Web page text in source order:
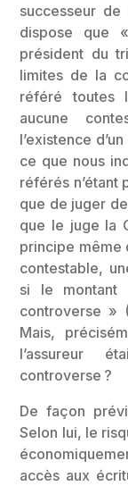
successeur
dispose que
président du
limites de la
référé toutes
aucune
l’existence
ce que nous
référés n’étant
que de juger
que le juge la
principe même
contestable,
si le montant
controverse »
Mais,
l’assureur
controverse ?
De façon
Selon lui, le
accès aux